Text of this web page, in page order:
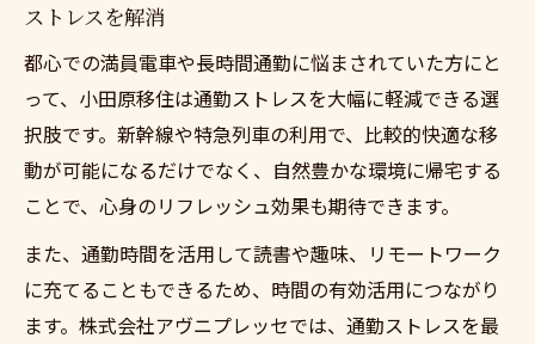
ストレスを解消
都心での満員電車や長時間通勤に悩まされていた方にと
って、小田原移住は通勤ストレスを大幅に軽減できる選
択肢です。新幹線や特急列車の利用で、比較的快適な移
動が可能になるだけでなく、自然豊かな環境に帰宅する
ことで、心身のリフレッシュ効果も期待できます。
また、通勤時間を活用して読書や趣味、リモートワーク
に充てることもできるため、時間の有効活用につながり
ます。株式会社アヴニプレッセでは、通勤ストレスを最